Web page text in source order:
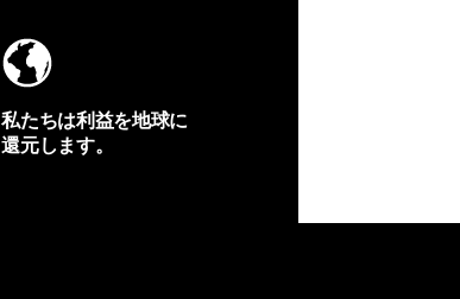
私たちは利益を地球に
還元します。